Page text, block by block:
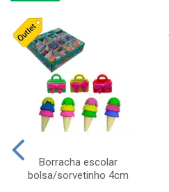
Borracha escolar
bolsa/sorvetinho 4cm